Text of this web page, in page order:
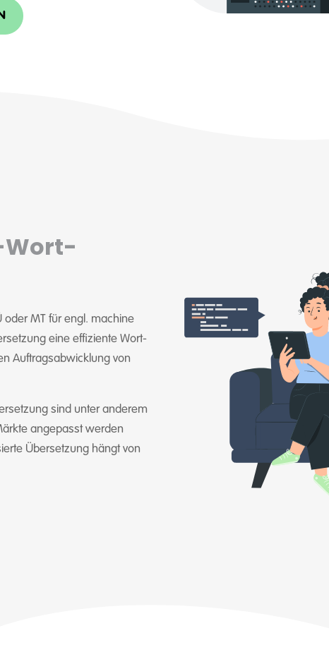
oder MT für engl. machine
eine effiziente Wort-
Auftragsabwicklung von
sind unter anderem
angepasst werden
Übersetzung hängt von